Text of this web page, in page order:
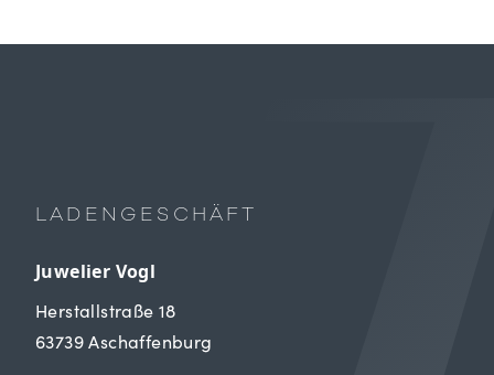
LADENGESCHÄFT
Juwelier Vogl
Herstallstraße 18
63739 Aschaffenburg